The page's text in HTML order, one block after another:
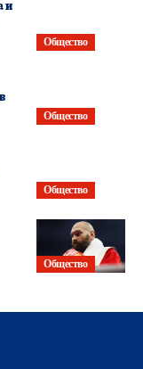
Общество
и
Общество
Общество
Общество